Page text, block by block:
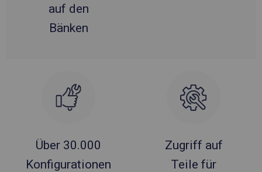
auf den
Bänken
Über 30.000
Konfigurationen
Zugriff auf
Teile für